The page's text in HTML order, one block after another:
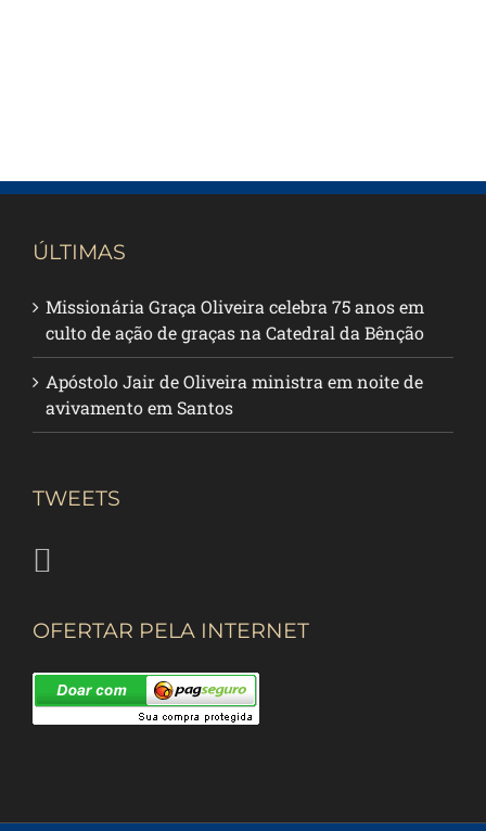
ÚLTIMAS
Missionária Graça Oliveira celebra 75 anos em
culto de ação de graças na Catedral da Bênção
Apóstolo Jair de Oliveira ministra em noite de
avivamento em Santos
TWEETS
OFERTAR PELA INTERNET